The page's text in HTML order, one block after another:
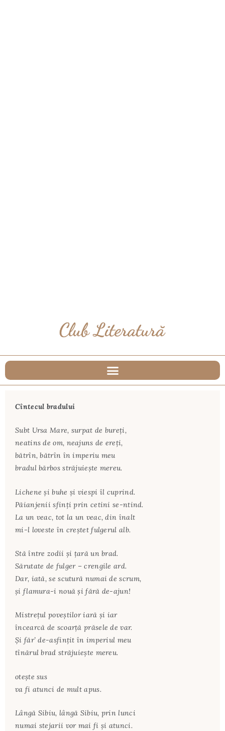
Cîntecul bradului
Subt Ursa Mare, surpat de bureți,
neatins de om, neajuns de ereți,
bătrîn, bătrîn în imperiu meu
bradul bărbos străjuiește mereu.
Lichene și buhe și viespi îl cuprind.
Păianjenii sfinți prin cetini se-ntind.
La un veac, tot la un veac, din înalt
mi-l loveste în creștet fulgerul alb.
Stă între zodii și țară un brad.
Sărutate de fulger – crengile ard.
Dar, iată, se scutură numai de scrum,
și flamura-i nouă și fără de-ajun!
Mistrețul poveștilor iară și iar
încearcă de scoarță prăsele de var.
Și făr’ de-asfințit în imperiul meu
tînărul brad străjuiește mereu.
oteşte sus
va fi atunci de mult apus.
Lângă Sibiu, lângă Sibiu, prin lunci
numai stejarii vor mai fi şi atunci.